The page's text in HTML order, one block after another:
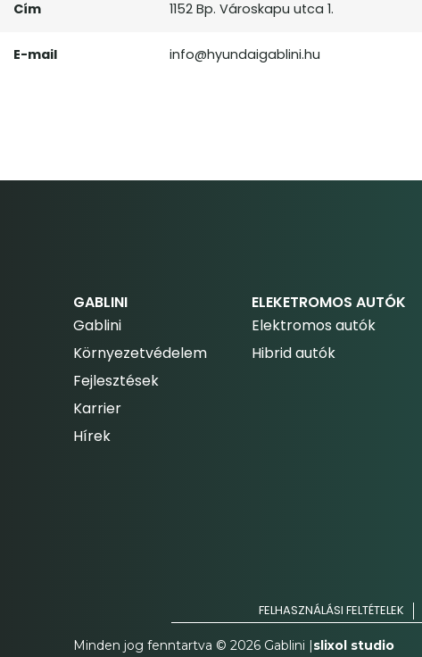
Cím 1152 Bp. Városkapu utca 1.
E-mail info@hyundaigablini.hu
GABLINI
Gablini
Környezetvédelem
Fejlesztések
Karrier
Hírek
ELEKETROMOS AUTÓK
Elektromos autók
Hibrid autók
FELHASZNÁLÁSI FELTÉTELEK
Minden jog fenntartva © 2026 Gablini | slixol studio